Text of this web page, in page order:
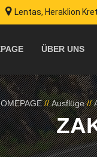
Lentas, Heraklion
ÜBER UNS
// Ausflüge //